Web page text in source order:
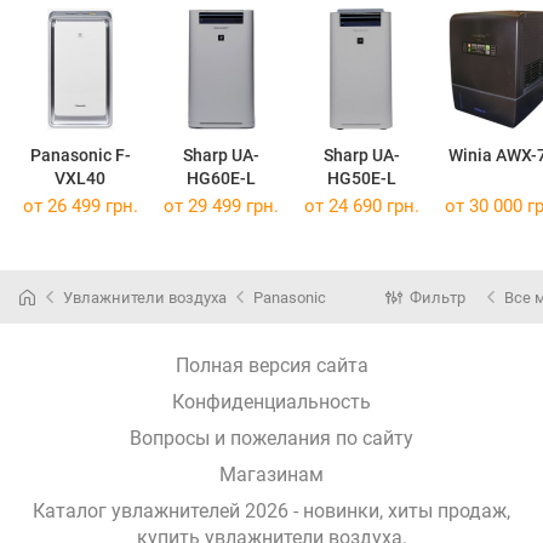
Panasonic F-
VXL40
Sharp UA-
HG60E-L
Sharp UA-
HG50E-L
Winia AWX-
от 26 499 грн. от 29 499 грн. от 24 690 грн. от 30 000
Увлажнители воздуха Panasonic Фильтр Все
Полная версия сайта
Конфиденциальность
Вопросы и пожелания по сайту
Магазинам
Каталог увлажнителей 2026 - новинки, хиты продаж,
купить увлажнители воздуха.